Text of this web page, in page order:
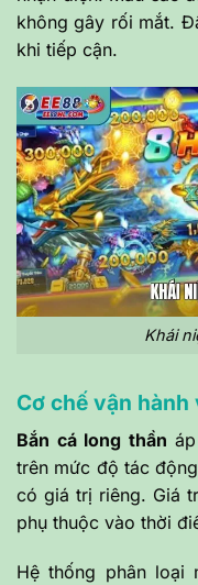
không gây rối mắt.
khi tiếp cận.
Khái
Cơ chế vận
Bắn cá long thần
trên mức độ tác
có giá trị riêng. Giá
phụ thuộc vào thời
Hệ thống phân loại